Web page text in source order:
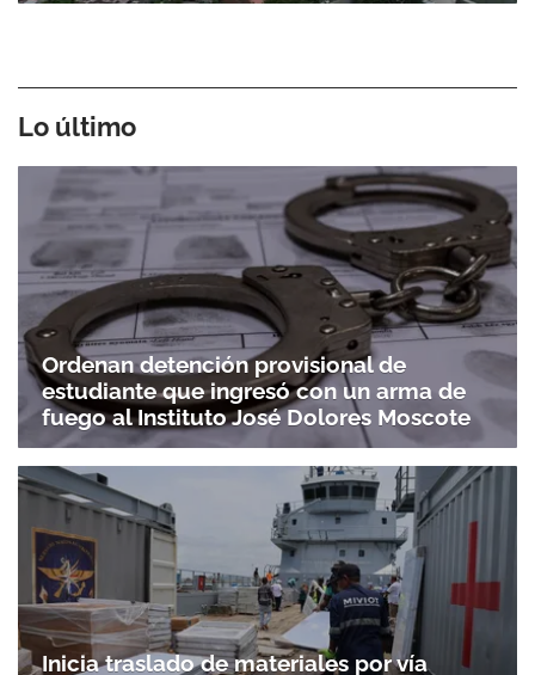
Lo último
Ordenan detención provisional de
estudiante que ingresó con un arma de
fuego al Instituto José Dolores Moscote
Inicia traslado de materiales por vía